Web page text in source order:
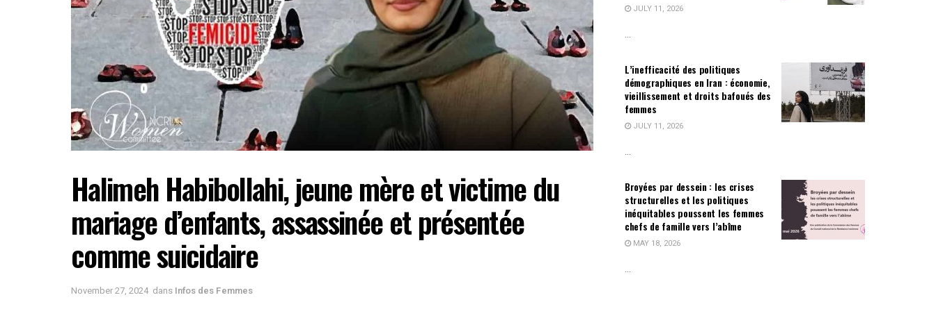
Halimeh Habibollahi, jeune mère et victime du
mariage d’enfants, assassinée et présentée
comme suicidaire
November 27, 2024 dans Infos des Femmes
JULY 11, 2026
L’inefficacité des politiques
démographiques en Iran : économie,
vieillissement et droits bafoués des
femmes
JULY 11, 2026
Broyées par dessein : les crises
structurelles et les politiques
inéquitables poussent les femmes
chefs de famille vers l’abîme
MAY 18, 2026